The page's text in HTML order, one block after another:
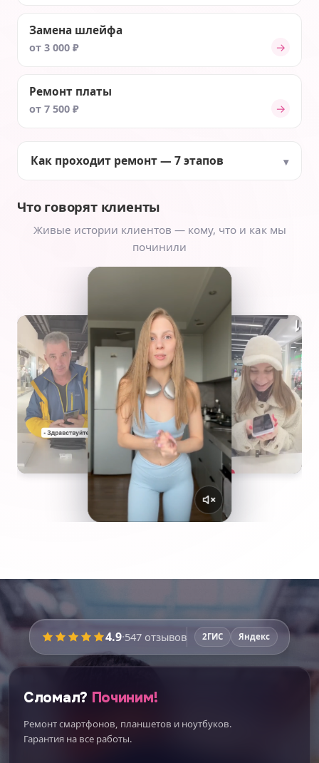
Замена шлейфа
от 3 000 ₽ →
Ремонт платы
от 7 500 ₽ →
Как проходит ремонт — 7 этапов
Что говорят клиенты
Живые истории клиентов — кому, что и как мы
починили
4.9·547 отзывов 2ГИС Яндекс
Сломал? Починим!
Ремонт смартфонов, планшетов и ноутбуков.
Гарантия на все работы.